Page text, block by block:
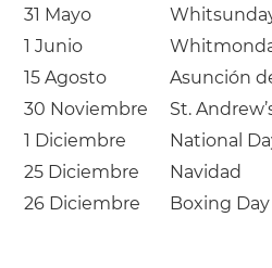
31 Mayo
1 Junio
15 Agosto
Asunción
30 Noviembre
St.
1 Diciembre
National
25 Diciembre
Navidad
26 Diciembre
Boxing Day